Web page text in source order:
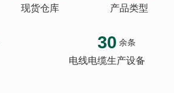
现货仓库 产品类型
30 余条
电线电缆生产设备